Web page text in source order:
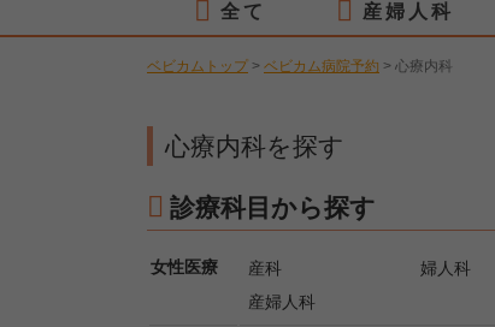
全て 産婦人科
ベビカムトップ > ベビカム病院予約 > 心療内科
心療内科を探す
診療科目から探す
女性医療 産科
婦人科
産婦人科